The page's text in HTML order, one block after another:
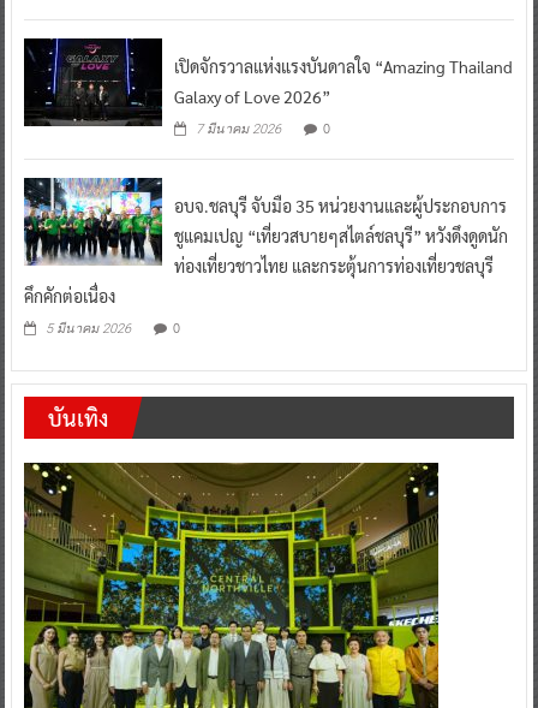
เปิดจักรวาลแห่งแรงบันดาลใจ “Amazing Thailand
Galaxy of Love 2026”
7 มีนาคม 2026 0
อบจ.ชลบุรี จับมือ 35 หน่วยงานและผู้ประกอบการ
ชูแคมเปญ “เที่ยวสบายๆสไตล์ชลบุรี” หวังดึงดูดนัก
ท่องเที่ยวชาวไทย และกระตุ้นการท่องเที่ยวชลบุรี
คึกคักต่อเนื่อง
5 มีนาคม 2026 0
บันเทิง